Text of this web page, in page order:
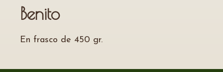
Benito
En frasco de 450 gr.